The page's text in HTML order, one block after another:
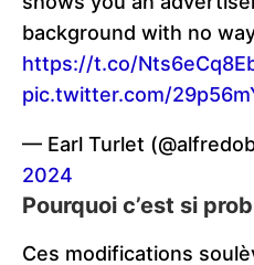
background with no
https://t.co/
pic.twitter.com/
— Earl Turlet
2024
Pourquoi c’est si
Ces modifications